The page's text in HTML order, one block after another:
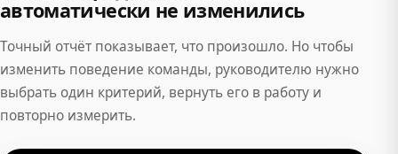
автоматически не изменились
Точный отчёт показывает, что произошло. Но чтобы
изменить поведение команды, руководителю нужно
выбрать один критерий, вернуть его в работу и
повторно измерить.